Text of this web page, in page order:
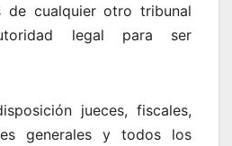
de cualquier otro tribunal
legal para ser
jueces, fiscales,
generales y todos los